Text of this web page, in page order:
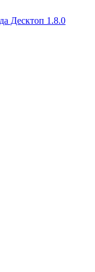
Десктоп 1.8.0